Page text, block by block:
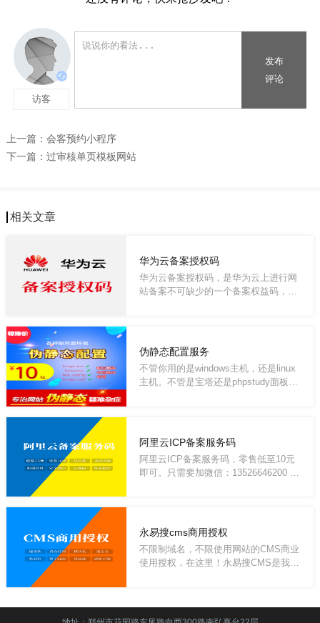
上一篇： 会客预约小程序
下一篇： 过审核单页模板网站
相关文章
华为云备案授权码
华为云备案授权码，是华为云上进行网
站备案不可缺少的一个备案权益码，有
伪静态配置服务
不管你用的是windows主机，还是linux
主机。不管是宝塔还是phpstudy面板，
阿里云ICP备案服务码
阿里云ICP备案服务码，零售低至10元
即可。只需要加微信：13526646200 注
永易搜cms商用授权
不限制域名，不限使用网站的CMS商业
使用授权，在这里！永易搜CMS是我公